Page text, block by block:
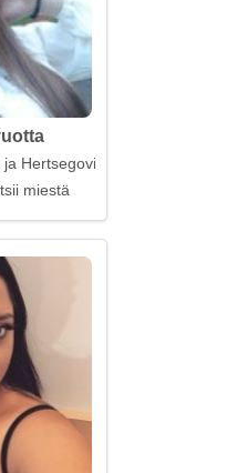
Hertsegovina
miestä